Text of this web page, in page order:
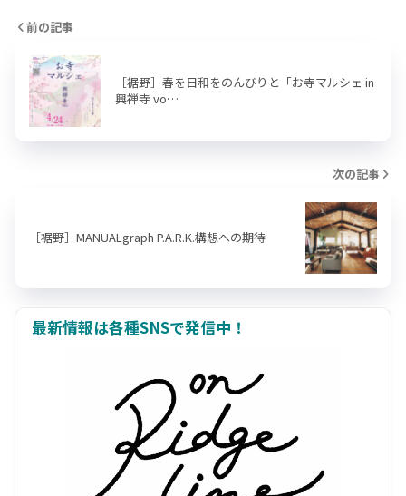
前の記事
［裾野］春を日和をのんびりと「お寺マルシェ in
興禅寺 vo…
次の記事
［裾野］MANUALgraph P.A.R.K.構想への期待
最新情報は各種SNSで発信中！